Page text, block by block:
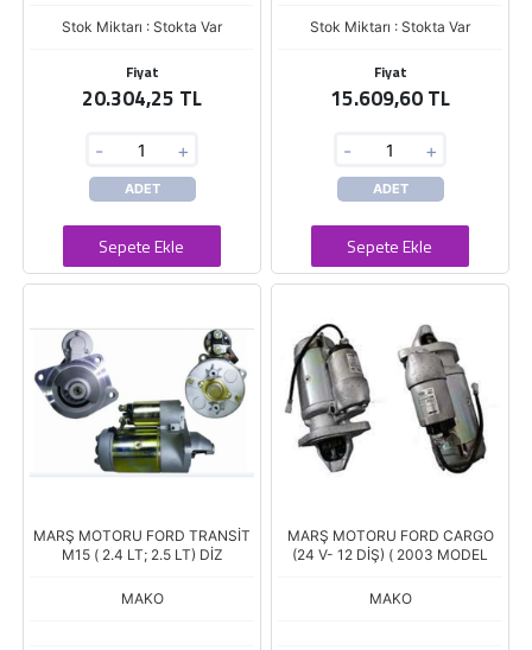
Stok Miktarı : Stokta Var
Fiyat
20.304,25 TL
- +
ADET
Sepete Ekle
Stok Miktarı : Stokta Var
Fiyat
15.609,60 TL
- +
ADET
Sepete Ekle
MARŞ MOTORU FORD TRANSİT
M15 ( 2.4 LT; 2.5 LT) DİZ
MAKO
MARŞ MOTORU FORD CARGO
(24 V- 12 DİŞ) ( 2003 MODEL
MAKO